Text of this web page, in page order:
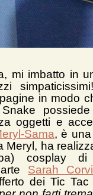
mi imbatto in
in modo
oggetti e
Sama, è
Meryl, ha
cosplay
Sarah
dei Tic Tac